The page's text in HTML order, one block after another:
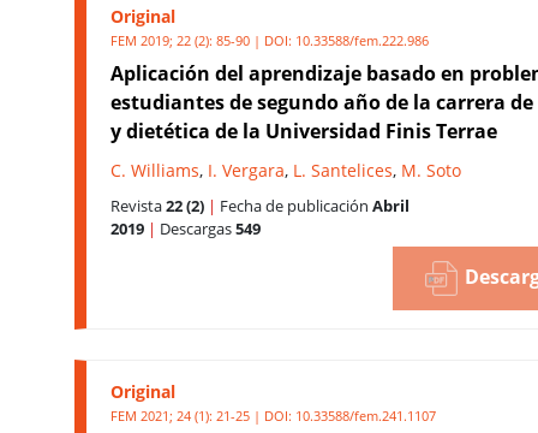
Original
FEM 2019; 22 (2): 85-90 | DOI: 10.33588/fem.222.986
Aplicación del aprendizaje basado en
estudiantes de segundo año de la carrera
y dietética de la Universidad Finis Terrae
C. Williams, I. Vergara, L. Santelices, M. Soto
Revista22 (2) | Fecha de publicación Abril
2019 | Descargas549
Original
FEM 2021; 24 (1): 21-25 | DOI: 10.33588/fem.241.1107